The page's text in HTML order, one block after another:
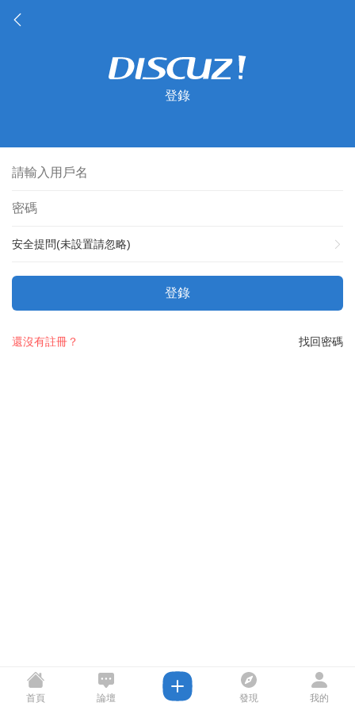
登錄
安全提問(未設置請忽略)
登錄
找回密碼
還沒有註冊？
首頁 論壇 發現 我的